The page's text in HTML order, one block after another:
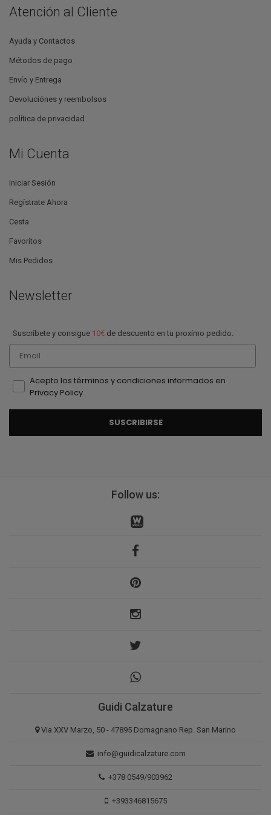
Atención al Cliente
Ayuda y Contactos
Métodos de pago
Envío y Entrega
Devoluciónes y reembolsos
política de privacidad
Mi Cuenta
Iniciar Sesión
Regístrate Ahora
Cesta
Favoritos
Mis Pedidos
Newsletter
Suscríbete y consigue 10€ de descuento en tu proxímo pedido.
Email
Acepto los términos y condiciones informados en
Privacy Policy
SUSCRIBIRSE
Follow us:
Guidi Calzature
Via XXV Marzo, 50 - 47895 Domagnano Rep. San Marino
info@guidicalzature.com
+378 0549/903962
+393346815675